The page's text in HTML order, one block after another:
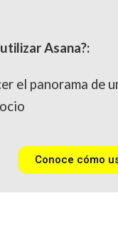
Asana?:
el panorama de
Conoce cómo